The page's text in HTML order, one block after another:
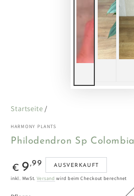
Startseite /
HARMONY PLANTS
Philodendron Sp Colombia
Regulärer
Preis
€ 9 ,99 AUSVERKAUFT
inkl. MwSt. Versand wird beim Checkout berechnet